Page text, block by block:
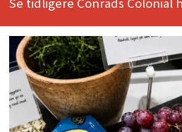
Se tidligere Conrads Colonial